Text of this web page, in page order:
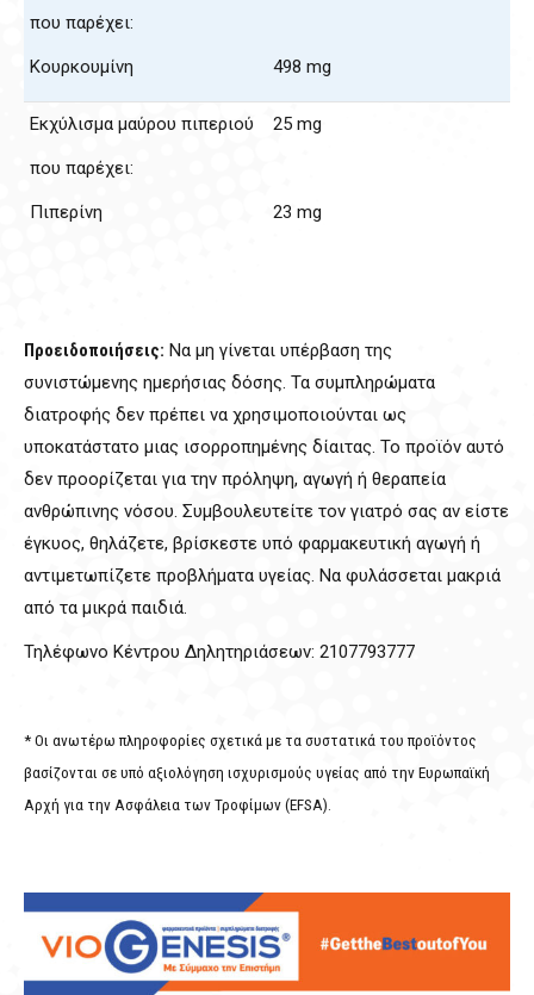
που παρέχει:
Κουρκουμίνη 498 mg
Εκχύλισμα μαύρου πιπεριού
που παρέχει:
Πιπερίνη
25 mg
23 mg
Προειδοποιήσεις: Να μη γίνεται υπέρβαση της
συνιστώμενης ημερήσιας δόσης. Τα συμπληρώματα
διατροφής δεν πρέπει να χρησιμοποιούνται ως
υποκατάστατο μιας ισορροπημένης δίαιτας. Το προϊόν αυτό
δεν προορίζεται για την πρόληψη, αγωγή ή θεραπεία
ανθρώπινης νόσου. Συμβουλευτείτε τον γιατρό σας αν είστε
έγκυος, θηλάζετε, βρίσκεστε υπό φαρμακευτική αγωγή ή
αντιμετωπίζετε προβλήματα υγείας. Να φυλάσσεται μακριά
από τα μικρά παιδιά.
Τηλέφωνο Κέντρου Δηλητηριάσεων: 2107793777
* Οι ανωτέρω πληροφορίες σχετικά με τα συστατικά του προϊόντος
βασίζονται σε υπό αξιολόγηση ισχυρισμούς υγείας από την Ευρωπαϊκή
Αρχή για την Ασφάλεια των Τροφίμων (EFSA).